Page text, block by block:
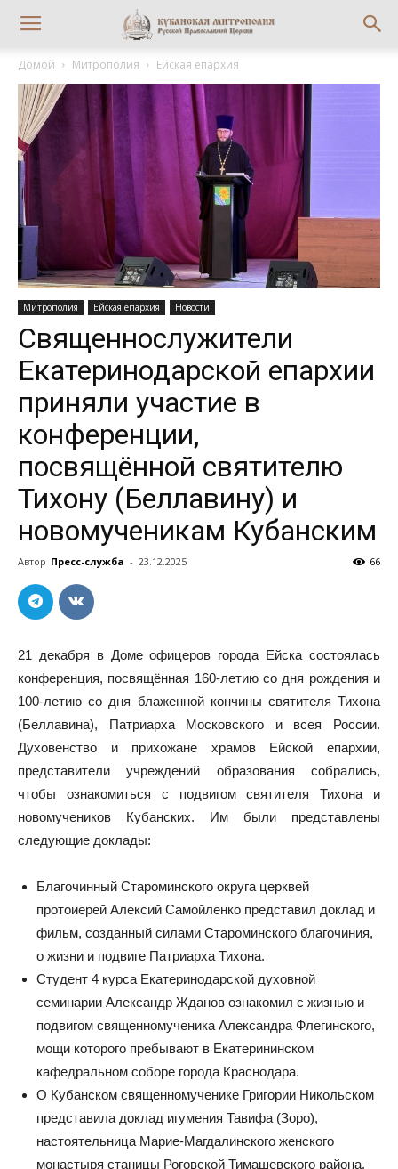
Домой Митрополия Ейская епархия
Митрополия Ейская епархия Новости
Священнослужители
Екатеринодарской епархии
приняли участие в
конференции,
посвящённой святителю
Тихону (Беллавину) и
новомученикам Кубанским
Автор Пресс-служба - 23.12.2025 66
21 декабря в Доме офицеров города Ейска состоялась
конференция, посвящённая 160-летию со дня рождения и
100-летию со дня блаженной кончины святителя Тихона
(Беллавина), Патриарха Московского и всея России.
Духовенство и прихожане храмов Ейской епархии,
представители учреждений образования собрались,
чтобы ознакомиться с подвигом святителя Тихона и
новомучеников Кубанских. Им были представлены
следующие доклады:
Благочинный Староминского округа церквей
протоиерей Алексий Самойленко представил доклад и
фильм, созданный силами Староминского благочиния,
о жизни и подвиге Патриарха Тихона.
Студент 4 курса Екатеринодарской духовной
семинарии Александр Жданов ознакомил с жизнью и
подвигом священномученика Александра Флегинского,
мощи которого пребывают в Екатерининском
кафедральном соборе города Краснодара.
О Кубанском священномученике Григории Никольском
представила доклад игумения Тавифа (Зоро),
настоятельница Марие-Магдалинского женского
монастыря станицы Роговской Тимашевского района.